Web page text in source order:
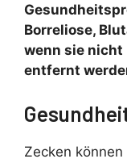
Borreliose,
wenn sie
entfernt
Zecken